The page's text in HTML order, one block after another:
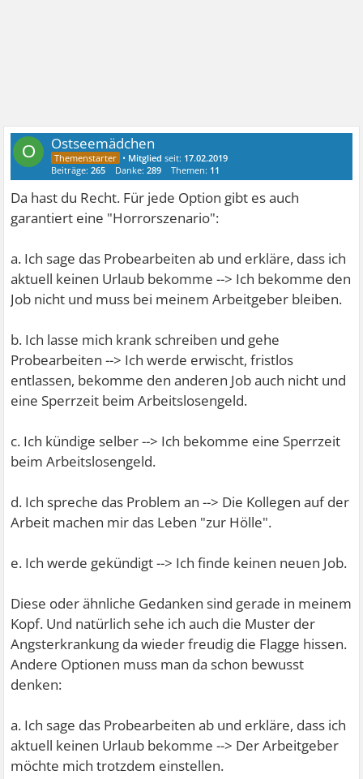
O Ostseemädchen
• Mitglied seit: 17.02.2019
Beiträge:265 Danke:289 Themen: 11
Da hast du Recht. Für jede Option gibt es auch
garantiert eine "Horrorszenario":
a. Ich sage das Probearbeiten ab und erkläre, dass ich
aktuell keinen Urlaub bekomme --> Ich bekomme den
Job nicht und muss bei meinem Arbeitgeber bleiben.
b. Ich lasse mich krank schreiben und gehe
Probearbeiten --> Ich werde erwischt, fristlos
entlassen, bekomme den anderen Job auch nicht und
eine Sperrzeit beim Arbeitslosengeld.
c. Ich kündige selber --> Ich bekomme eine Sperrzeit
beim Arbeitslosengeld.
d. Ich spreche das Problem an --> Die Kollegen auf der
Arbeit machen mir das Leben "zur Hölle".
e. Ich werde gekündigt --> Ich finde keinen neuen Job.
Diese oder ähnliche Gedanken sind gerade in meinem
Kopf. Und natürlich sehe ich auch die Muster der
Angsterkrankung da wieder freudig die Flagge hissen.
Andere Optionen muss man da schon bewusst
denken:
a. Ich sage das Probearbeiten ab und erkläre, dass ich
aktuell keinen Urlaub bekomme --> Der Arbeitgeber
möchte mich trotzdem einstellen.